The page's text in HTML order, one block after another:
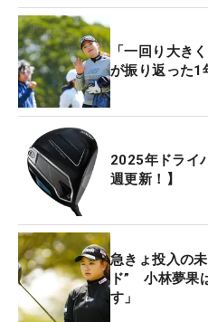
「一回り大き
が振り返った1
2025年ドライ
週更新！】
急きょ投入の
ド” 小林夢果
す」